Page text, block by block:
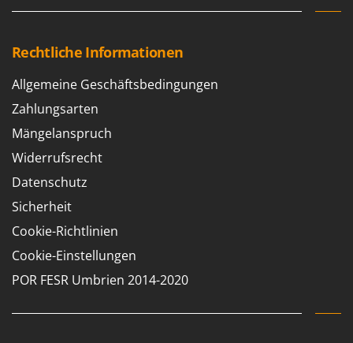
Rechtliche Informationen
Allgemeine Geschäftsbedingungen
Zahlungsarten
Mängelanspruch
Widerrufsrecht
Datenschutz
Sicherheit
Cookie-Richtlinien
Cookie-Einstellungen
POR FESR Umbrien 2014-2020